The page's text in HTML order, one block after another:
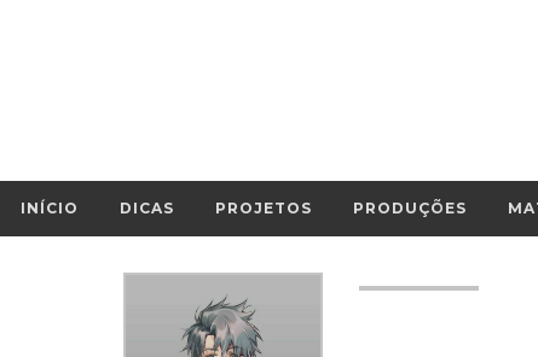
INÍCIO DICAS PROJETOS PRODUÇÕES